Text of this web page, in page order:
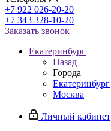
+7 922 026-20-20
+7 343 328-10-20
Заказать звонок
Екатеринбург
Назад
Города
Екатеринбург
Москва
Личный кабинет